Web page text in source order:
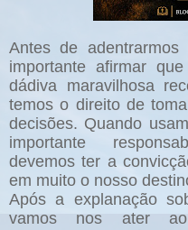
Antes de
importante afirmar
dádiva maravilhosa
temos o direito de
decisões. Quando
importante
devemos ter a
em muito o nosso
Após a explanação
vamos nos ater